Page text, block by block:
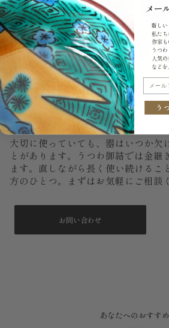
もし、いつか割れて
大切に使っていても、器はいつか欠
とがあります。うつわ御結では金継
ます。直しながら長く使い続けるこ
方のひとつ。まずはお気軽にご相談
お問い合わせ
あなたへのおすすめ
メー
新しい
私た
作家
うつ
人気
など
メール
う